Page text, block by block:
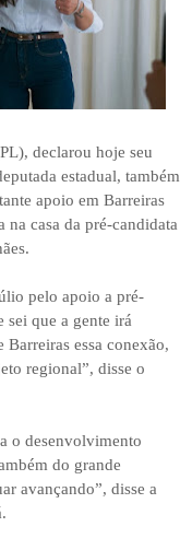
declarou hoje seu
estadual, também
apoio em Barreiras
casa da pré-candidata
pelo apoio a pré-
sei que a gente irá
essa conexão,
regional”, disse o
o desenvolvimento
do grande
avançando”, disse a